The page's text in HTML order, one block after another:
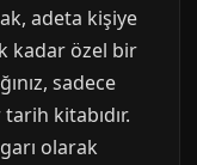
adeta kişiye
kadar özel bir
sadece
kitabıdır.
olarak